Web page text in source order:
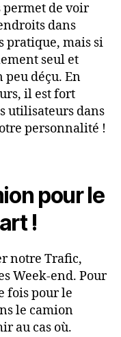
permet de voir
dans
pratique, mais si
seul et
déçu. En
il est fort
utilisateurs dans
personnalité !
pour le
!
notre Trafic,
Week-end. Pour
fois pour le
le camion
au cas où.